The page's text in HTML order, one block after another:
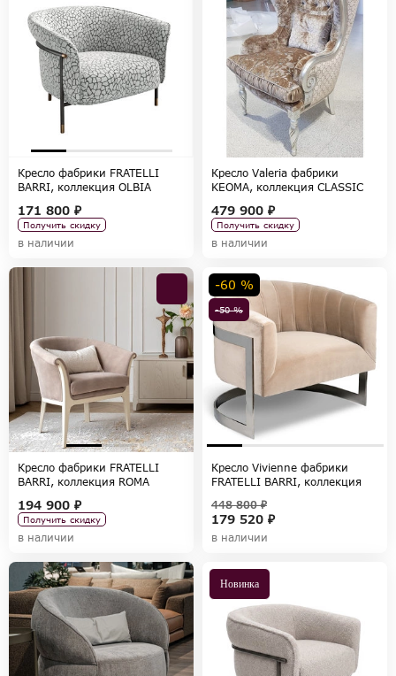
Кресло фабрики FRATELLI
BARRI, коллекция OLBIA
171 800 ₽
Получить скидку
в наличии
Кресло Valeria фабрики
KEOMA, коллекция CLASSIC
479 900 ₽
Получить скидку
в наличии
Кресло фабрики FRATELLI
BARRI, коллекция ROMA
194 900 ₽
Получить скидку
в наличии
-50 %
-60 %
Кресло Vivienne фабрики
FRATELLI BARRI, коллекция
179 520 ₽
448 800 ₽
в наличии
Новинка